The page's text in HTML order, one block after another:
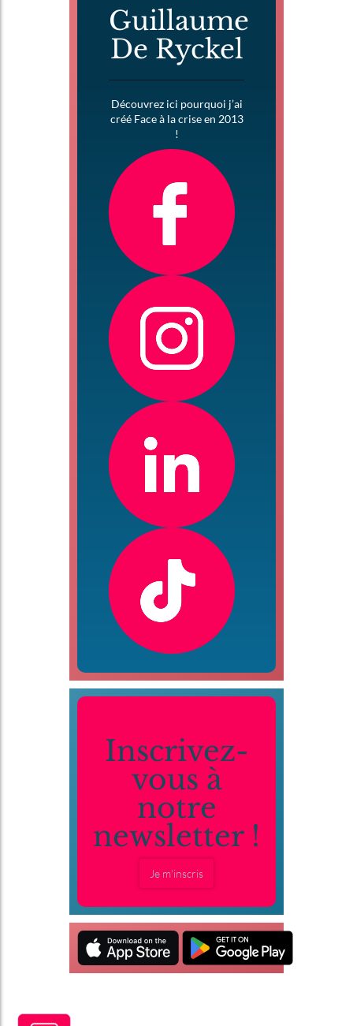
Guillaume
De Ryckel
Découvrez ici pourquoi j’ai
créé Face à la crise en 2013
!
Inscrivez-
vous à
notre
newsletter !
Je m'inscris